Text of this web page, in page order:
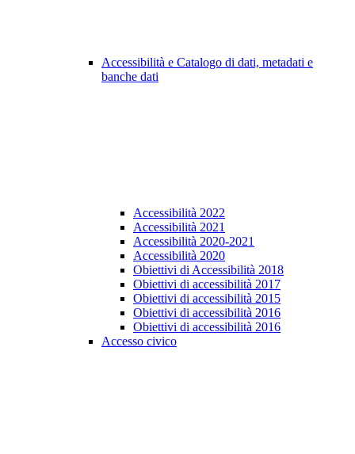
Accessibilità e Catalogo di dati, metadati e
banche dati
Accessibilità 2022
Accessibilità 2021
Accessibilità 2020-2021
Accessibilità 2020
Obiettivi di Accessibilità 2018
Obiettivi di accessibilità 2017
Obiettivi di accessibilità 2015
Obiettivi di accessibilità 2016
Obiettivi di accessibilità 2016
Accesso civico